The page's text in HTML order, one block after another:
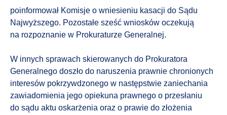
poinformował Komisje o wniesieniu kasacji do Sądu
Najwyższego. Pozostałe sześć wniosków oczekują
na rozpoznanie w Prokuraturze Generalnej.
W innych sprawach skierowanych do Prokuratora
Generalnego doszło do naruszenia prawnie chronionych
interesów pokrzywdzonego w następstwie zaniechania
zawiadomienia jego opiekuna prawnego o przesłaniu
do sądu aktu oskarżenia oraz o prawie do złożenia